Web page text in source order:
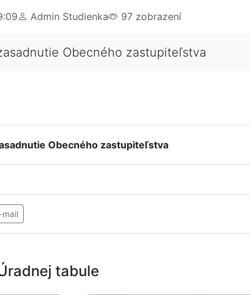
Admin Studienka 97 zobrazení
Obecného zastupiteľstva
Obecného zastupiteľstva
mail
tabule